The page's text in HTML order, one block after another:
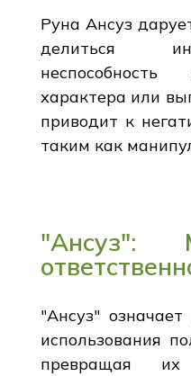
Руна Ансуз
делиться
характера или
приводит к
таким как
"Ансуз":
"Ансуз"
использования
превращая